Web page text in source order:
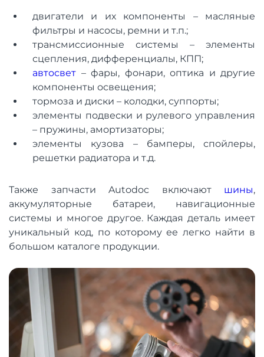
двигатели и их компоненты – масляные
фильтры и насосы, ремни и т.п.;
трансмиссионные системы – элементы
сцепления, дифференциалы, КПП;
автосвет – фары, фонари, оптика и другие
компоненты освещения;
тормоза и диски – колодки, суппорты;
элементы подвески и рулевого управления
– пружины, амортизаторы;
элементы кузова – бамперы, спойлеры,
решетки радиатора и т.д.
Также запчасти Autodoc включают шины,
аккумуляторные батареи, навигационные
системы и многое другое. Каждая деталь имеет
уникальный код, по которому ее легко найти в
большом каталоге продукции.